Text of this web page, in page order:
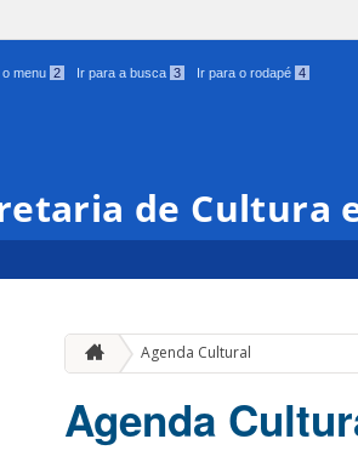
menu 2 Ir para a busca 3 Ir para o rodapé 4
de Cultura
Agenda Cultural
Agenda